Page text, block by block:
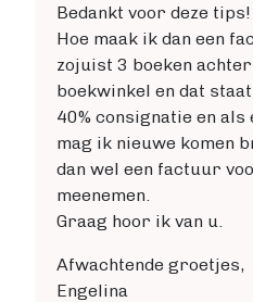
Bedankt voor deze tips!
Hoe maak ik dan een
zojuist 3 boeken
boekwinkel en dat
40% consignatie en
mag ik nieuwe komen
dan wel een factuur
meenemen.
Graag hoor ik van u.
Afwachtende groetjes,
Engelina